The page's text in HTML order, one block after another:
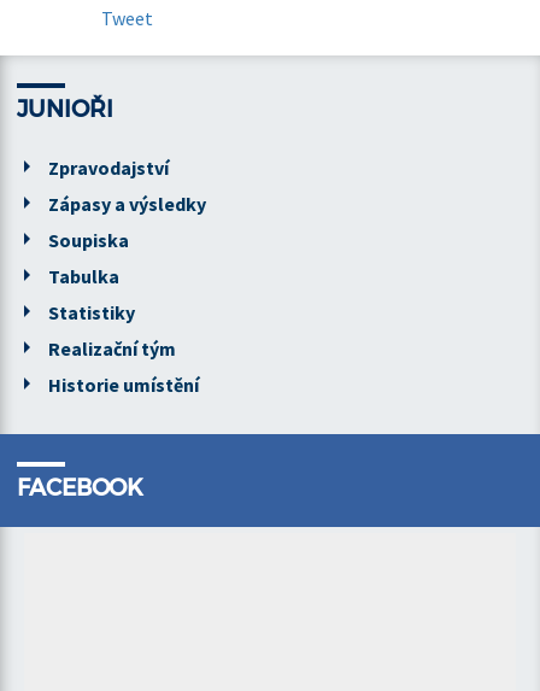
Tweet
JUNIOŘI
Zpravodajství
Zápasy a výsledky
Soupiska
Tabulka
Statistiky
Realizační tým
Historie umístění
FACEBOOK